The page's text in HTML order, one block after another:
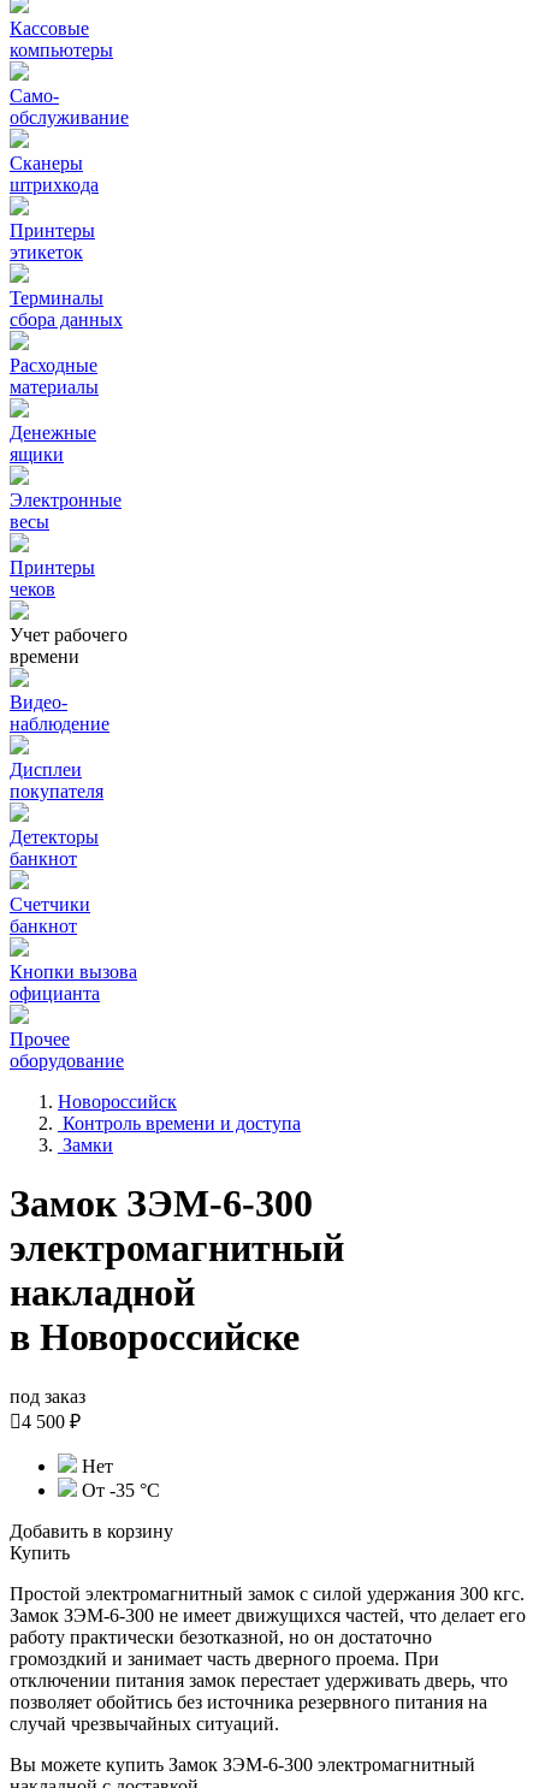
Кассовые
компьютеры
Само-
обслуживание
Сканеры
штрихкода
Принтеры
этикеток
Терминалы
сбора данных
Расходные
материалы
Денежные
ящики
Электронные
весы
Принтеры
чеков
Учет рабочего
времени
Видео‑
наблюдение
Дисплеи
покупателя
Детекторы
банкнот
Счетчики
банкнот
Кнопки вызова
официанта
Прочее
оборудование
Новороссийск
Контроль времени и доступа
Замки
Замок ЗЭМ-6-300
электромагнитный
накладной
в Новороссийске
под заказ
4 500 ₽
Нет
От -35 °С
Добавить в корзину
Купить
Простой электромагнитный замок с силой удержания 300 кгс.
Замок ЗЭМ-6-300 не имеет движущихся частей, что делает его
работу практически безотказной, но он достаточно
громоздкий и занимает часть дверного проема. При
отключении питания замок перестает удерживать дверь, что
позволяет обойтись без источника резервного питания на
случай чрезвычайных ситуаций.
Вы можете купить Замок ЗЭМ-6-300 электромагнитный